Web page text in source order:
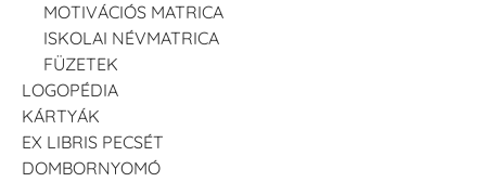
MOTIVÁCIÓS MATRICA
ISKOLAI NÉVMATRICA
FÜZETEK
LOGOPÉDIA
KÁRTYÁK
EX LIBRIS PECSÉT
DOMBORNYOMÓ